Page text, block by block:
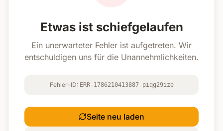
Etwas ist schiefgelaufen
Ein unerwarteter Fehler ist aufgetreten. Wir
entschuldigen uns für die Unannehmlichkeiten.
Fehler-ID: ERR-1786210413887-piqg29ize
Seite neu laden